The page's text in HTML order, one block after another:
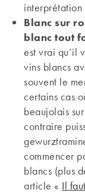
Blanc sur
blanc tout
est vrai qu’il
vins blancs
souvent le
certains cas
beaujolais
contraire
commencer
blancs (plus
article « Il